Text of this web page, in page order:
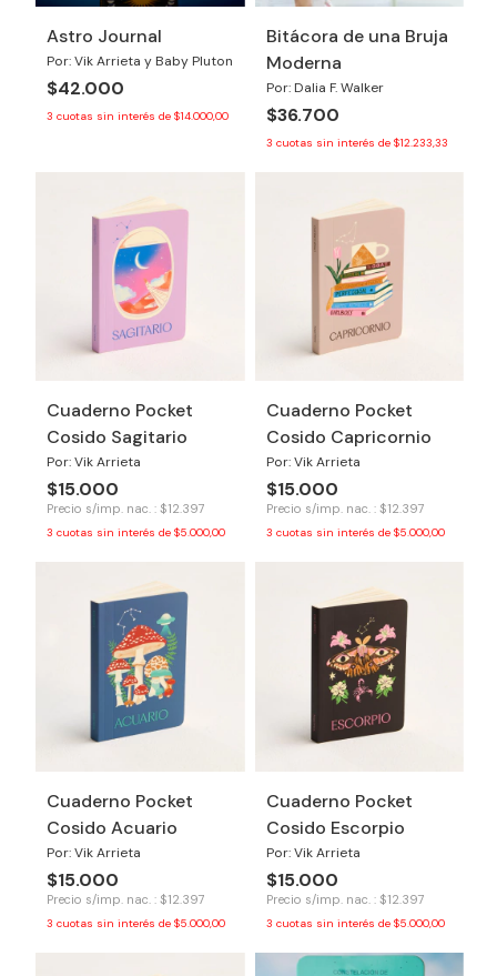
Astro Journal
Por: Vik Arrieta y Baby Pluton
$42.000
3 cuotas sin interés de $14.000,00
Bitácora de una Bruja
Moderna
Por: Dalia F. Walker
$36.700
3 cuotas sin interés de $12.233,33
Cuaderno Pocket
Cosido Sagitario
Por: Vik Arrieta
$15.000
Precio s/imp. nac. : $12.397
3 cuotas sin interés de $5.000,00
Cuaderno Pocket
Cosido Capricornio
Por: Vik Arrieta
$15.000
Precio s/imp. nac. : $12.397
3 cuotas sin interés de $5.000,00
Cuaderno Pocket
Cosido Acuario
Por: Vik Arrieta
$15.000
Precio s/imp. nac. : $12.397
3 cuotas sin interés de $5.000,00
Cuaderno Pocket
Cosido Escorpio
Por: Vik Arrieta
$15.000
Precio s/imp. nac. : $12.397
3 cuotas sin interés de $5.000,00